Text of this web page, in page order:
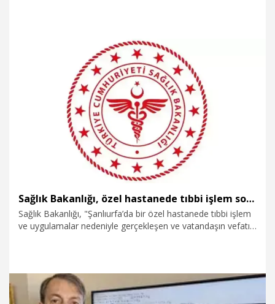
gerçekleştireceğiz. İnşallah bunu da hedefimize ulaştırırız ve
ulaştırmamız gerekir diye düşünüyorum” dedi.
Politika
Sağlık Bakanlığı, özel hastanede tıbbi işlem sonrası vefat soruşturmasına müdahil oldu
Sağlık Bakanlığı, "Şanlıurfa’da bir özel hastanede tıbbi işlem
ve uygulamalar nedeniyle gerçekleşen ve vatandaşın vefatı